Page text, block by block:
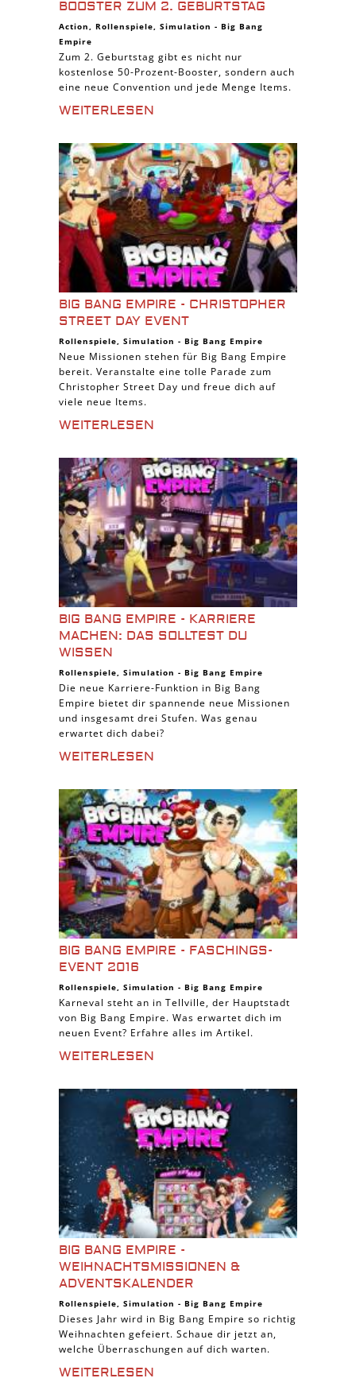
BOOSTER ZUM 2. GEBURTSTAG
Action, Rollenspiele, Simulation - Big Bang
Empire
Zum 2. Geburtstag gibt es nicht nur
kostenlose 50-Prozent-Booster, sondern auch
eine neue Convention und jede Menge Items.
WEITERLESEN
BIG BANG EMPIRE - CHRISTOPHER
STREET DAY EVENT
Rollenspiele, Simulation - Big Bang Empire
Neue Missionen stehen für Big Bang Empire
bereit. Veranstalte eine tolle Parade zum
Christopher Street Day und freue dich auf
viele neue Items.
WEITERLESEN
BIG BANG EMPIRE - KARRIERE
MACHEN: DAS SOLLTEST DU
WISSEN
Rollenspiele, Simulation - Big Bang Empire
Die neue Karriere-Funktion in Big Bang
Empire bietet dir spannende neue Missionen
und insgesamt drei Stufen. Was genau
erwartet dich dabei?
WEITERLESEN
BIG BANG EMPIRE - FASCHINGS-
EVENT 2016
Rollenspiele, Simulation - Big Bang Empire
Karneval steht an in Tellville, der Hauptstadt
von Big Bang Empire. Was erwartet dich im
neuen Event? Erfahre alles im Artikel.
WEITERLESEN
BIG BANG EMPIRE -
WEIHNACHTSMISSIONEN &
ADVENTSKALENDER
Rollenspiele, Simulation - Big Bang Empire
Dieses Jahr wird in Big Bang Empire so richtig
Weihnachten gefeiert. Schaue dir jetzt an,
welche Überraschungen auf dich warten.
WEITERLESEN